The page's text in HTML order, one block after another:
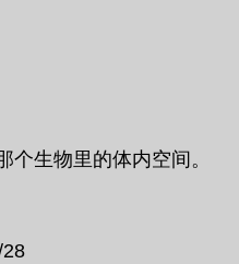
生物里的体内空间。